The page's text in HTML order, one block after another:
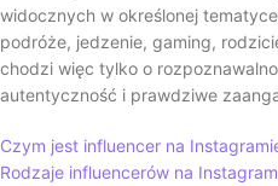
widocznych w określonej
podróże, jedzenie, gaming,
chodzi więc tylko o
autentyczność i prawdziwe
Czym jest influencer na
Rodzaje influencerów na